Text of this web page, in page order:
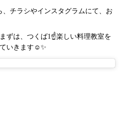
、チラシやインスタグラムにて、お
ずは、つくば1☝️楽しい料理教室を
いきます☺️✨